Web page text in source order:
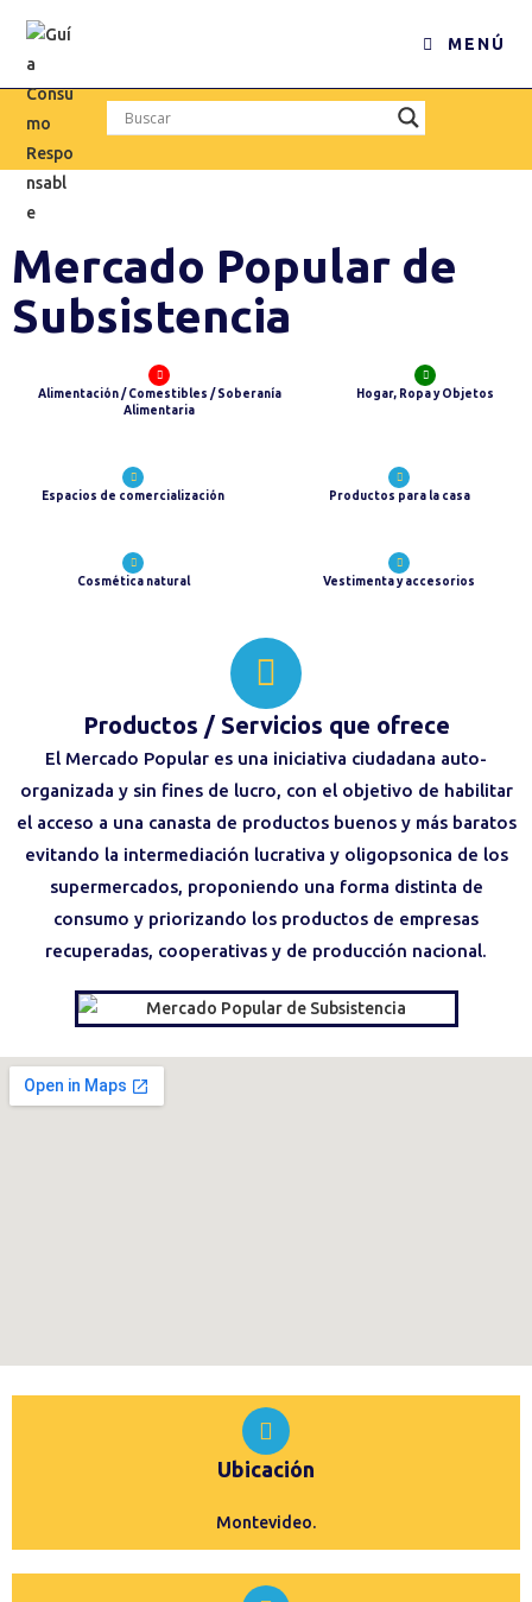
MENÚ
Mercado Popular de
Subsistencia
Alimentación / Comestibles / Soberanía
Alimentaria
Hogar, Ropa y Objetos
Espacios de comercialización Productos para la casa
Cosmética natural Vestimenta y accesorios
Productos / Servicios que ofrece
El Mercado Popular es una iniciativa ciudadana auto-
organizada y sin fines de lucro, con el objetivo de habilitar
el acceso a una canasta de productos buenos y más baratos
evitando la intermediación lucrativa y oligopsonica de los
supermercados, proponiendo una forma distinta de
consumo y priorizando los productos de empresas
recuperadas, cooperativas y de producción nacional.
Ubicación
Montevideo.